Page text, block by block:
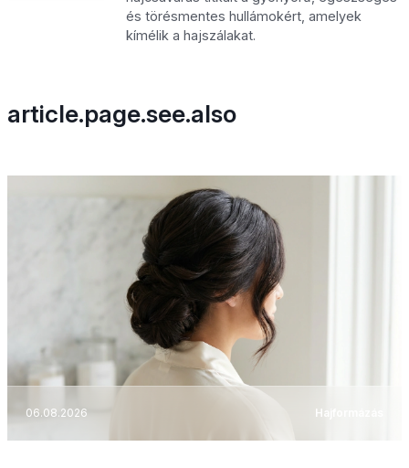
és törésmentes hullámokért, amelyek
kímélik a hajszálakat.
article.page.see.also
06.08.2026 Hajformázás